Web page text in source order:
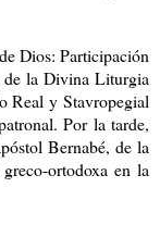
Dios: Participación
de la Divina Liturgia
Real y Stavropegial
Por la tarde,
Bernabé, de la
ortodoxa en la